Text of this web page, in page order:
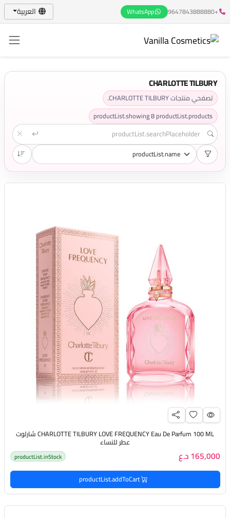
+9647843888880
WhatsApp العربية
CHARLOTTE TILBURY
تصفحي منتجات CHARLOTTE TILBURY.
productList.showing8productList.products
CHARLOTTE TILBURY LOVE FREQUENCY Eau De Parfum 100 ML شارلوت
عطر للنساء
165,000 د.ع productList.inStock
productList.addToCart